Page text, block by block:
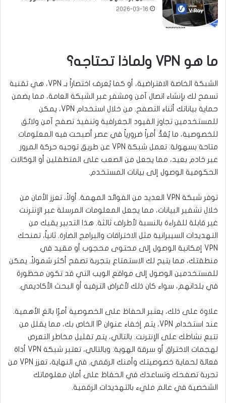
2026-03-16
ما هو VPN ولماذا تحتاجه؟
الشبكة الخاصة الافتراضية، أو كما يُعرف اختصاراً بـ VPN، هي تقنية
تسمح لك بإنشاء اتصال آمن ومشفر عبر الشبكة العامة، مما يضمن
حماية بياناتك أثناء التصفح. من خلال استخدام VPN، يمكن
للمستخدمين تجاوز القيود الجغرافية وتنفيذ تصفح آمن ولائق
للخصوصية، ما يُعَدُّ أمراً ضرورياً في عصر أصبحت فيه المعلومات
متاحة بسهولة. تعمل شبكة VPN عن طريق توجيه حركة المرور
عبر خادم بعيد، مما يجعل من الصعب على المتطفلين أو الوكالات
الحكومية الوصول إلى بيانات المستخدم.
توفر شبكة VPN العديد من الفوائد المهمة. أولاً، تعزز الأمان من
خلال تشفير البيانات، مما يجعل المعلومات المرسلة عبر الإنترنت
غير قابلة للقراءة بالنسبة لأطراف ثالثة. هذا التدبير يقيك من
التهديدات السيبرانية مثل الاختراقات والبرامج الضارة. ثانياً، تمنحك
VPN إمكانية الوصول إلى محتوى محجوب أو مقيد في
منطقتك، مما يتيح لك الاستمتاع بتجربة تصفح أكثر شمولاً. يمكن
للمستخدمين الوصول إلى مواقع الويب التي قد تكون محظورة
في بلدانهم، سواء كان ذلك لأغراض الترفيه أو البحث الأكاديمي.
علاوة على ذلك، يعتبر الحفاظ على الخصوصية أمرًا بالغ الأهمية.
عند استخدام VPN، يتم إخفاء عنوان IP الخاص بك، مما يقلل من
تتبع نشاطك على الإنترنت. بالتالي، يتم تقليل مخاطر التعرض
لهجمات الاختراق أو سرقة الهوية. وبالتالي، تعتبر شبكة VPN أداة
فعالة لحماية خصوصيتك وأمنك الرقمي. في النهاية، تعزز VPN من
تجربة تصفحك وتساعدك في الحفاظ على أمان معلوماتك
الشخصية في عالم مليء بالتهديدات الرقمية.